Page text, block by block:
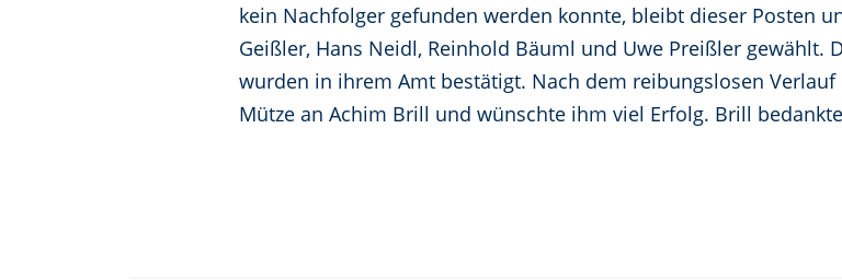
kein Nachfolger gefunden werden konnte, bleibt dieser Posten
Geißler, Hans Neidl, Reinhold Bäuml und Uwe Preißler gewählt.
wurden in ihrem Amt bestätigt. Nach dem reibungslosen
Mütze an Achim Brill und wünschte ihm viel Erfolg. Brill